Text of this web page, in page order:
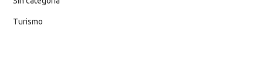
Turismo